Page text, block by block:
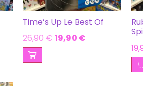
Time’s Up Le Best Of
26,90€19,90 €